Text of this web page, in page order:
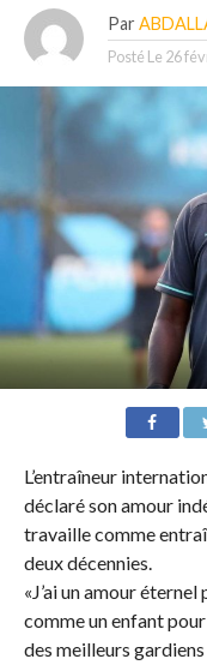
Par
Posté Le 26
L’entraîneur
déclaré son amour
travaille comme
deux décennies.
«J’ai un amour
comme un enfant pour
des meilleurs